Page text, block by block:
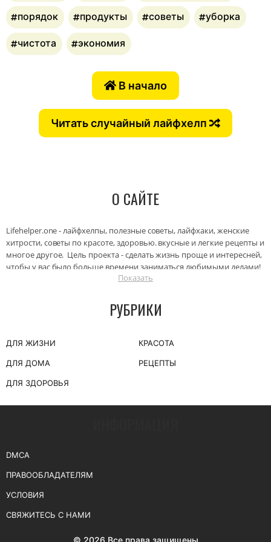
порядок продукты советы уборка
чистота экономия
В начало
Читать случайный лайфхелп
О САЙТЕ
Lifehelper.one - лайфхелпы, полезные советы, лайфхаки, женские
хитрости, советы по красоте, здоровью. вкусные и легкие рецепты и
многое другое. Цель проекта - сделать жизнь проще и интересней,
чтобы у вас было больше времени заниматься любимыми делами!
И уделять больше внимания близким людям.
Показать
РУБРИКИ
ДЛЯ ЖИЗНИ
ДЛЯ ДОМА
ДЛЯ ЗДОРОВЬЯ
КРАСОТА
РЕЦЕПТЫ
DMCA
ПРАВООБЛАДАТЕЛЯМ
УСЛОВИЯ
СВЯЖИТЕСЬ С НАМИ